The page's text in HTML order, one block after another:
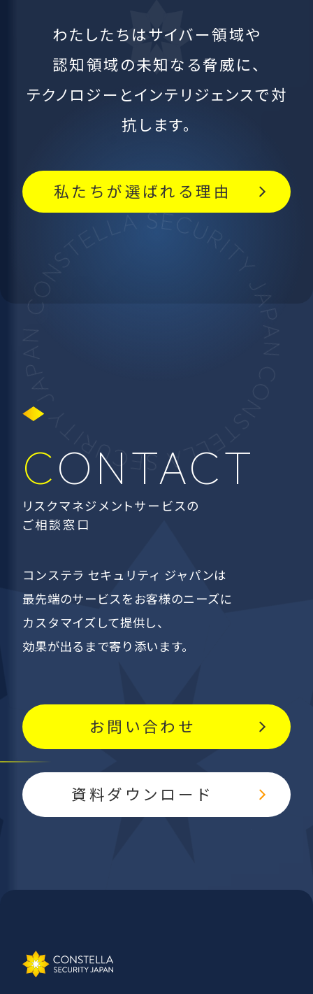
わたしたちはサイバー領域や
認知領域の未知なる脅威に、
テクノロジーとインテリジェンスで対
抗します。
私たちが選ばれる理由
CONTACT
リスクマネジメントサービスの
ご相談窓口
コンステラ セキュリティ ジャパンは
最先端のサービスをお客様のニーズに
カスタマイズして提供し、
効果が出るまで寄り添います。
お問い合わせ
資料ダウンロード